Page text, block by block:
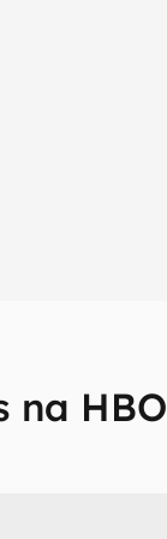
na
primeira